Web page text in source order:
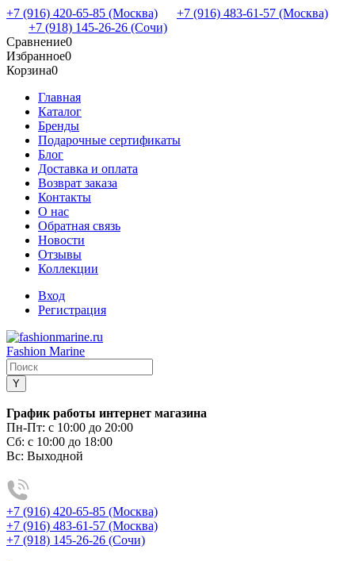
+7 (916) 420-65-85 (Москва)
+7 (916) 483-61-57 (Москва)
+7 (918) 145-26-26 (Сочи)
Сравнение0
Избранное0
Корзина0
Главная
Каталог
Бренды
Подарочные сертификаты
Блог
Доставка и оплата
Возврат заказа
Контакты
О нас
Обратная связь
Новости
Отзывы
Коллекции
Вход
Регистрация
Fashion Marine
График работы интернет магазина
Пн-Пт: с 10:00 до 20:00
Сб: с 10:00 до 18:00
Вс: Выходной
+7 (916) 420-65-85 (Москва)
+7 (916) 483-61-57 (Москва)
+7 (918) 145-26-26 (Сочи)